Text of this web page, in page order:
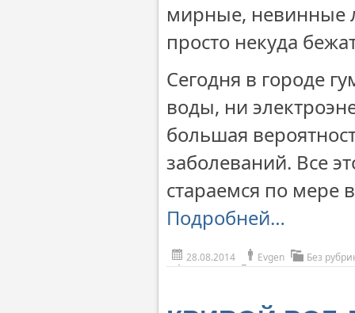
мирные, невинные
просто некуда
Сегодня в городе
воды, ни
большая
заболеваний. Все
стараемся по мере
Подробней…
28.08.2014 Evgen Без